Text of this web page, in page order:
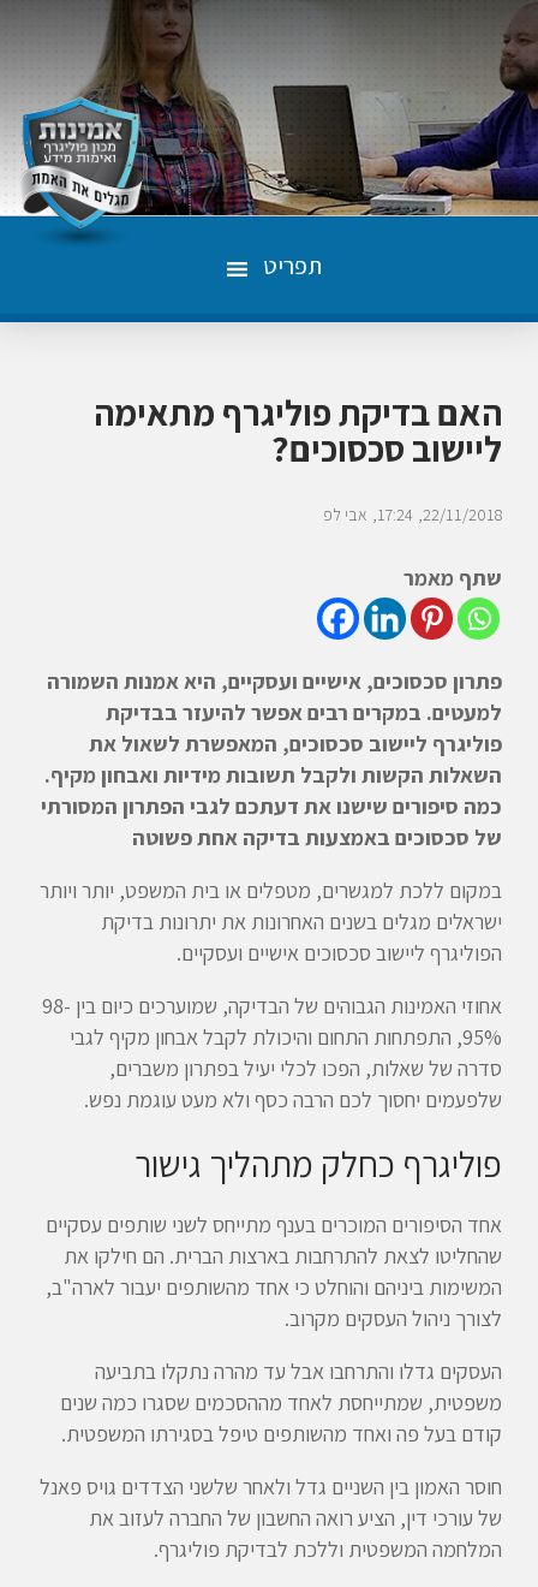
תפריט
האם בדיקת פוליגרף מתאימה
ליישוב סכסוכים?
22/11/2018
17:24 אבי לפ
שתף מאמר
פתרון סכסוכים, אישיים ועסקיים, היא אמנות השמורה
למעטים. במקרים רבים אפשר להיעזר בבדיקת
פוליגרף ליישוב סכסוכים, המאפשרת לשאול את
השאלות הקשות ולקבל תשובות מידיות ואבחון מקיף.
כמה סיפורים שישנו את דעתכם לגבי הפתרון המסורתי
של סכסוכים באמצעות בדיקה אחת פשוטה
במקום ללכת למגשרים, מטפלים או בית המשפט, יותר ויותר
ישראלים מגלים בשנים האחרונות את יתרונות בדיקת
הפוליגרף ליישוב סכסוכים אישיים ועסקיים.
אחוזי האמינות הגבוהים של הבדיקה, שמוערכים כיום בין 98-
95%, התפתחות התחום והיכולת לקבל אבחון מקיף לגבי
סדרה של שאלות, הפכו לכלי יעיל בפתרון משברים,
שלפעמים יחסוך לכם הרבה כסף ולא מעט עוגמת נפש.
פוליגרף כחלק מתהליך גישור
אחד הסיפורים המוכרים בענף מתייחס לשני שותפים עסקיים
שהחליטו לצאת להתרחבות בארצות הברית. הם חילקו את
המשימות ביניהם והוחלט כי אחד מהשותפים יעבור לארה"ב,
לצורך ניהול העסקים מקרוב.
העסקים גדלו והתרחבו אבל עד מהרה נתקלו בתביעה
משפטית, שמתייחסת לאחד מההסכמים שסגרו כמה שנים
קודם בעל פה ואחד מהשותפים טיפל בסגירתו המשפטית.
חוסר האמון בין השניים גדל ולאחר שלשני הצדדים גויס פאנל
של עורכי דין, הציע רואה החשבון של החברה לעזוב את
המלחמה המשפטית וללכת לבדיקת פוליגרף.